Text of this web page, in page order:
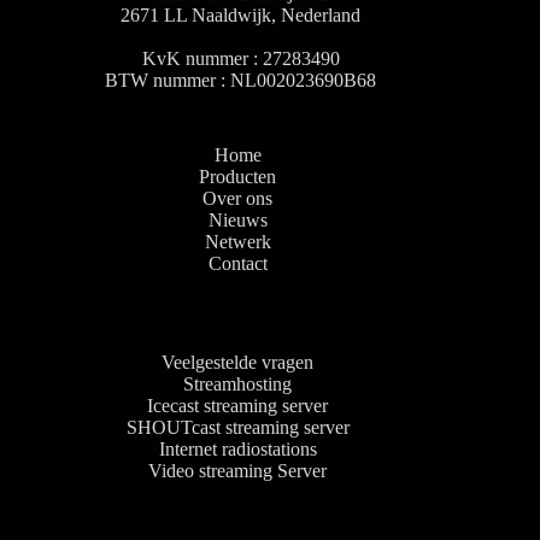
optie
gekozen
worden
productpagina
2671 LL Naaldwijk, Nederland
KvK nummer : 27283490
BTW nummer : NL002023690B68
Home
Producten
Over ons
Nieuws
Netwerk
Contact
Veelgestelde vragen
Streamhosting
Icecast streaming server
SHOUTcast streaming server
Internet radiostations
Video streaming Server